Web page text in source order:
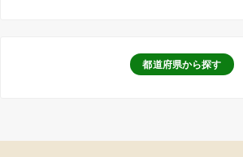
都道府県から探す